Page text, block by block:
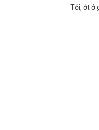
Tỏi, ớt ở